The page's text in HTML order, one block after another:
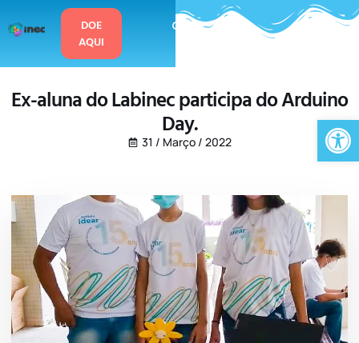
DOE
AQUI
Ex-aluna do Labinec participa do Arduino
Day.
31 / Março / 2022